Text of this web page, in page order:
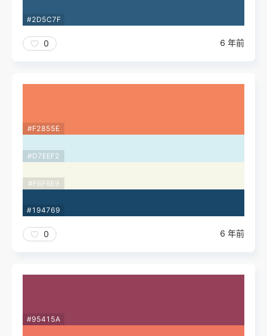
#2D5C7F
0 6 年前
#F2855E
#D7EEF2
#F6F6E9
#194769
0 6 年前
#95415A